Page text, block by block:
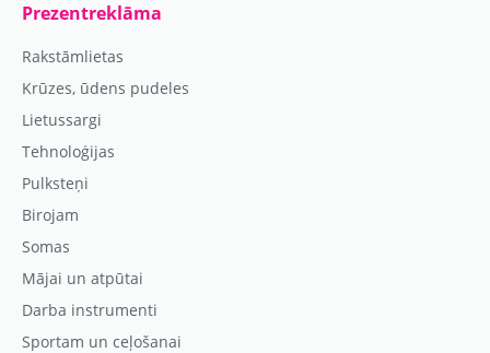
Prezentreklāma
Rakstāmlietas
Krūzes, ūdens pudeles
Lietussargi
Tehnoloģijas
Pulksteņi
Birojam
Somas
Mājai un atpūtai
Darba instrumenti
Sportam un ceļošanai